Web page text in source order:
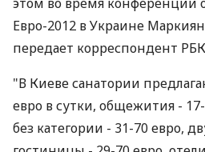
Евро-2012 в Украине
передает корреспондент
"В Киеве санатории
евро в сутки, общежития -
без категории - 31-70 евро,